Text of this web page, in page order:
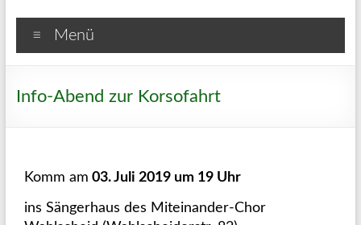
Menü
Info-Abend zur Korsofahrt
Komm am 03. Juli 2019 um 19 Uhr
ins Sängerhaus des Miteinander-Chor